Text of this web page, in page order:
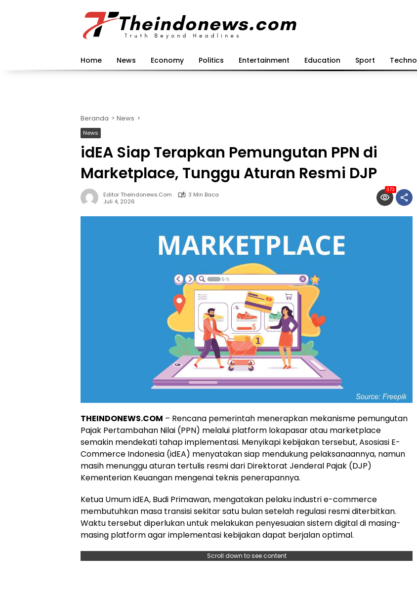
Home News Economy Politics Entertainment Education Sport Techno
Beranda News
News
idEA Siap Terapkan Pemungutan PPN di
Marketplace, Tunggu Aturan Resmi DJP
Editor Theindonews.com
3 Min Baca
Juli 4, 2026
373
THEINDONEWS.COM – Rencana pemerintah menerapkan mekanisme pemungutan
Pajak Pertambahan Nilai (PPN) melalui platform lokapasar atau marketplace
semakin mendekati tahap implementasi. Menyikapi kebijakan tersebut, Asosiasi E-
Commerce Indonesia (idEA) menyatakan siap mendukung pelaksanaannya, namun
masih menunggu aturan tertulis resmi dari Direktorat Jenderal Pajak (DJP)
Kementerian Keuangan mengenai teknis penerapannya.
Ketua Umum idEA, Budi Primawan, mengatakan pelaku industri e-commerce
membutuhkan masa transisi sekitar satu bulan setelah regulasi resmi diterbitkan.
Waktu tersebut diperlukan untuk melakukan penyesuaian sistem digital di masing-
masing platform agar implementasi kebijakan dapat berjalan optimal.
Scroll down to see content